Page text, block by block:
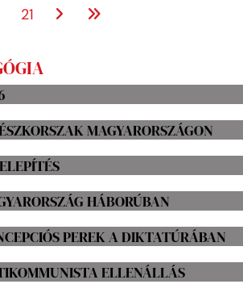
21
MAGYARORSZÁGON
HÁBORÚBAN
PEREK A DIKTATÚRÁBAN
ELLENÁLLÁS